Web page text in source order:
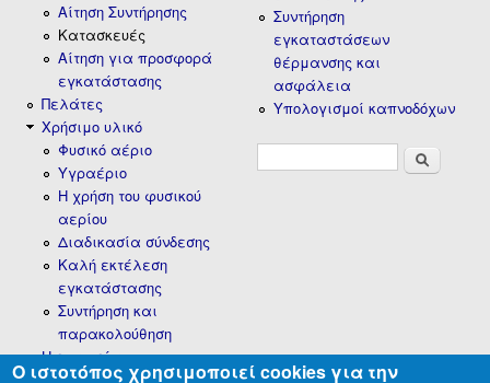
Αίτηση Συντήρησης
Κατασκευές
Αίτηση για προσφορά
εγκατάστασης
Πελάτες
Χρήσιμο υλικό
Φυσικό αέριο
Υγραέριο
H χρήση του φυσικού
αερίου
Διαδικασία σύνδεσης
Καλή εκτέλεση
εγκατάστασης
Συντήρηση και
παρακολούθηση
Η εταιρεία
Συντήρηση
εγκαταστάσεων
θέρμανσης και
ασφάλεια
Υπολογισμοί καπνοδόχων
Φόρμα
Αναζήτηση
Ο ιστοτόπος χρησιμοποιεί cookies για την